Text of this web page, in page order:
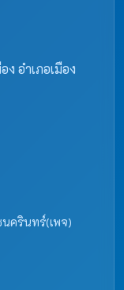
อำเภอเมือง
ครินทร์(เพจ)